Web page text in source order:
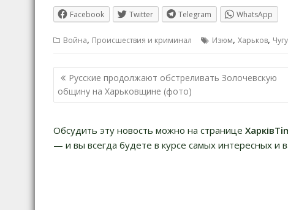
Facebook Twitter Telegram WhatsApp
Война, Происшествия и криминал Изюм, Харьков,
Навигация
по
записям
Русские продолжают обстреливать Золочевскую
общину на Харьковщине (фото)
Обсудить эту новость можно на странице
— и вы всегда будете в курсе самых интересных и